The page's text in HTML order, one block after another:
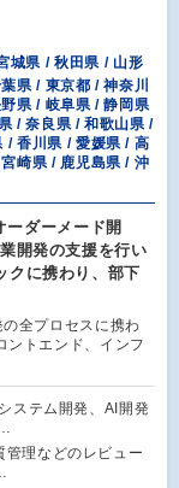
城県 / 秋田県 / 山形
県 / 東京都 / 神奈川
県 / 岐阜県 / 静岡県
/ 奈良県 / 和歌山県 /
/ 香川県 / 愛媛県 / 高
崎県 / 鹿児島県 / 沖
ーダーメード開
開発の支援を行い
クに携わり、部下
全プロセスに携わ
ントエンド、インフ
ステム開発、AI開発
管理などのレビュー